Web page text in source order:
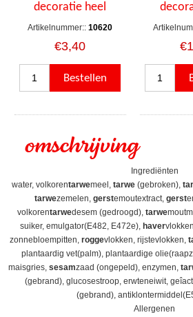
decoratie heel
Artikelnummer:: 10620
€3,40
omschrijving
Ingrediënten
water, volkorentarwemeel, tarwe (gebroken),
tarwezemelen, gerstemoutextract, gerst
volkorentarwedesem (gedroogd), tarwe
suiker, emulgator(E482, E472e), haver
zonnebloempitten, roggevlokken, rijstevlokken,
plantaardig vet(palm), plantaardige
maisgries, sesamzaad (ongepeld), enzymen,
(gebrand), glucosestroop, erwteneiwit,
(gebrand),
Allergenen